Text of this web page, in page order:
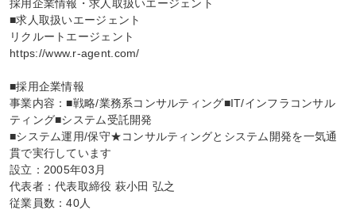
採用企業情報・求人取扱いエージェント
■求人取扱いエージェント
リクルートエージェント
https://www.r-agent.com/
■採用企業情報
事業内容：■戦略/業務系コンサルティング■IT/インフラコンサル
ティング■システム受託開発
■システム運用/保守★コンサルティングとシステム開発を一気通
貫で実行しています
設立：2005年03月
代表者：代表取締役 萩小田 弘之
従業員数：40人